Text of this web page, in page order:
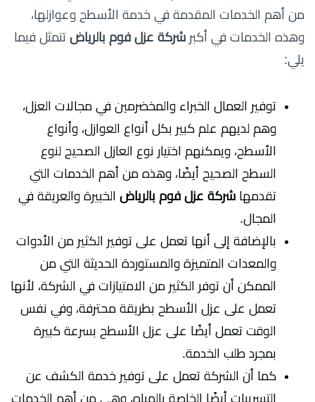
من أهم الخدمات المقدمة في خدمة الأسطح وعوازلها،
وهذه الخدمات في أكبر شركة عزل فوم بالرياض تتمثل فيما
يلي:
توفير العمال الخبراء والمخضرمين في مجالات العزل،
وهم لديهم علم كبير بكل أنواع العوازل، وأنواع
الأسطح، ويمكنهم اختيار نوع العازل الصحيح لنوع
السطح الصحيح أيضًا، وهذه من أهم الخدمات التي
تقدمها شركة عزل فوم بالرياض الخبيرة والعريقة في
المجال.
بالإضافة إلى أنها تعمل على توفير الكثير من الأدوات
والمعدات المتميزة والمستوردة الحديثة التي من
الممكن أن توفر الكثير من الامتيازات في الشركة، لأنها
تعمل على عزل الأسطح بطريقة محترفة، وفي نفس
الوقت تعمل أيضًا على عزل الأسطح بسرعة كبيرة
بمجرد طلب الخدمة.
كما أن الشركة تعمل على توفير خدمة الكشف عن
التسريبات أيضًا الخاصة بالمياه، وهي من أهم الخدمات